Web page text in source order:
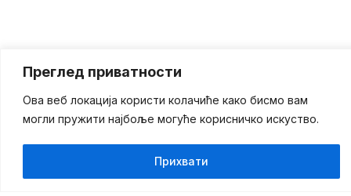
Преглед приватности
Ова веб локација користи колачиће како бисмо вам
могли пружити најбоље могуће корисничко искуство.
Прихвати
Најновије вести